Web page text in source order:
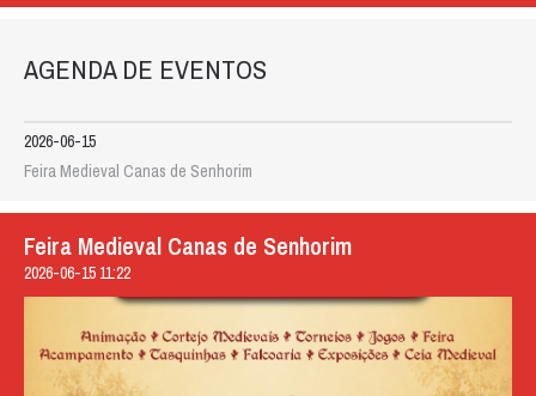
AGENDA DE EVENTOS
2026-06-15
Feira Medieval Canas de Senhorim
Feira Medieval Canas de Senhorim
2026-06-15 11:22